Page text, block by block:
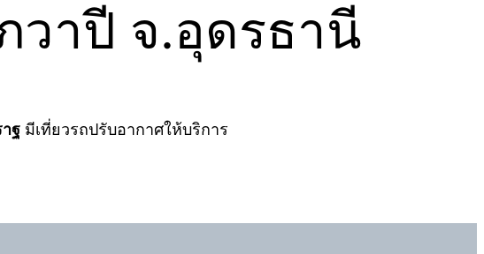
วาปี จ.อุดรธานี
ฐ มีเที่ยวรถปรับอากาศให้บริการ